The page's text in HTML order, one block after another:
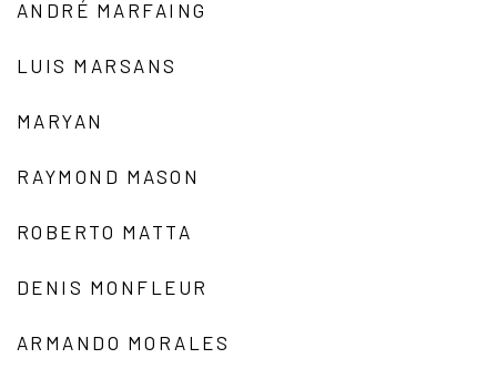
ANDRÉ MARFAING
LUIS MARSANS
MARYAN
RAYMOND MASON
ROBERTO MATTA
DENIS MONFLEUR
ARMANDO MORALES